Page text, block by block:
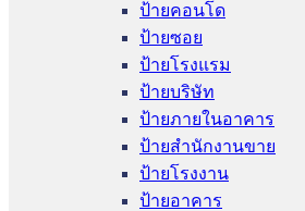
ป้ายคอนโด
ป้ายซอย
ป้ายโรงแรม
ป้ายบริษัท
ป้ายภายในอาคาร
ป้ายสำนักงานขาย
ป้ายโรงงาน
ป้ายอาคาร